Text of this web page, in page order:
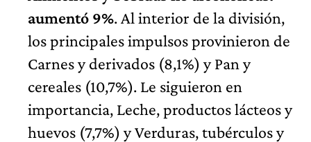
aumentó 9%. Al interior de la división,
los principales impulsos provinieron de
Carnes y derivados (8,1%) y Pan y
cereales (10,7%). Le siguieron en
importancia, Leche, productos lácteos y
huevos (7,7%) y Verduras, tubérculos y